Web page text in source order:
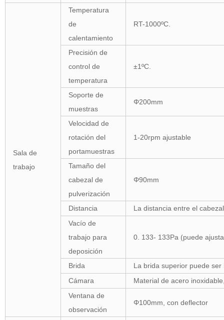
Sala de
trabajo
Temperatura
de
calentamiento
RT-1000ºC.
Precisión de
control de
temperatura
±1ºC.
Soporte de
muestras
Φ200mm
Velocidad de
rotación del
portamuestras
1-20rpm ajustable
Tamaño del
cabezal de
pulverización
Φ90mm
Distancia
La distancia entre el
Vacío de
trabajo para
deposición
0. 133- 133Pa (puede
Brida
La brida superior puede
Cámara
Material de acero
Ventana de
observación
Φ100mm, con deflector